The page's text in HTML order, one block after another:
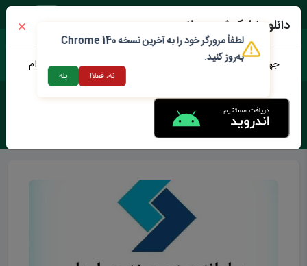
برچسب :سازمان مدیریت حمل و نقل شهری محلات
دانلود اپلیکیشن محلات من
جهت دانلود نرم افزار محلات من می توانید از طریق لینک زیر اقدام
لطفاً مرورگر خود را به آخرین نسخه Chrome 140
به‌روز کنید.
نه، فعلا! بله